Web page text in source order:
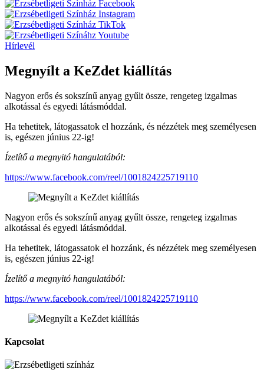
Hírlevél
Megnyílt a KeZdet kiállítás
Nagyon erős és sokszínű anyag gyűlt össze, rengeteg izgalmas
alkotással és egyedi látásmóddal.
Ha tehetitek, látogassatok el hozzánk, és nézzétek meg személyesen
is, egészen június 22-ig!
Ízelítő a megnyitó hangulatából:
https://www.facebook.com/reel/1001824225719110
Nagyon erős és sokszínű anyag gyűlt össze, rengeteg izgalmas
alkotással és egyedi látásmóddal.
Ha tehetitek, látogassatok el hozzánk, és nézzétek meg személyesen
is, egészen június 22-ig!
Ízelítő a megnyitó hangulatából:
https://www.facebook.com/reel/1001824225719110
Kapcsolat